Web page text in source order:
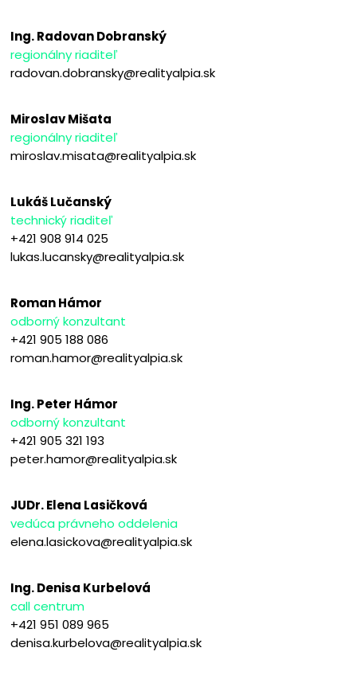
Ing. Radovan Dobranský
regionálny riaditeľ
radovan.dobransky@realityalpia.sk
Miroslav Mišata
regionálny riaditeľ
miroslav.misata@realityalpia.sk
Lukáš Lučanský
technický riaditeľ
+421 908 914 025
lukas.lucansky@realityalpia.sk
Roman Hámor
odborný konzultant
+421 905 188 086
roman.hamor@realityalpia.sk
Ing. Peter Hámor
odborný konzultant
+421 905 321 193
peter.hamor@realityalpia.sk
JUDr. Elena Lasičková
vedúca právneho oddelenia
elena.lasickova@realityalpia.sk
Ing. Denisa Kurbelová
call centrum
+421 951 089 965
denisa.kurbelova@realityalpia.sk